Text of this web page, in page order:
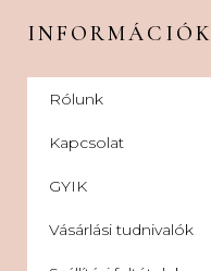
INFORMÁCIÓK
Rólunk
Kapcsolat
GYIK
Vásárlási tudnivalók